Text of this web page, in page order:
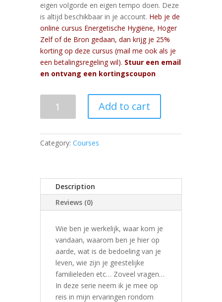
eigen volgorde en eigen tempo doen. Deze
is altijd beschikbaar in je account. Heb je de
online cursus Energetische Hygiëne, Hoger
Zelf of de Bron gedaan, dan krijg je 25%
korting op deze cursus (mail me ook als je
een betalingsregeling wil). Stuur een email
en ontvang een kortingscoupon
Universele
-
10-
cursus
quantity
Add to cart
Category: Courses
Description
Reviews (0)
Wie ben je werkelijk, waar kom je
vandaan, waarom ben je hier op
aarde, wat is de bedoeling van je
leven, wie zijn je geestelijke
familieleden etc… Zoveel vragen…
In deze serie neem ik je mee op
reis in mijn ervaringen rondom